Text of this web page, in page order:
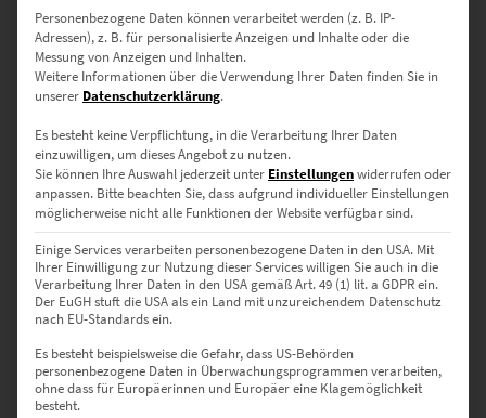
modernen Postern, die in verschiedenen Größen bestellt werden
können. Bei den Postern sind Architekturmotive und Bilder aus
dem Bereich Chromakey sehr beliebt. Entdecke diese innovative
Kunstfotografie bei derSchwarz-Weiß-Bilder mit Farbeffekten
gestylt werden.
Moderne Wandbilder mit
überraschender Message
Kaum hat man sich an innovative Techniken und
Tür. Der Puls der Zeit ist spannend, weckt aber auch die Sehnsucht
nach Beständigkeit. Den Kontrast fangen moderne Wandbilder
vielsagend ein. Stets fließt der Verkehr durch die Spreemetropole,
Personenbezogene Daten können verarbeitet werden (z. B. IP-
Adressen), z. B. für personalisierte Anzeigen und Inhalte oder die
Messung von Anzeigen und Inhalten.
Weitere Informationen über die Verwendung Ihrer Daten finden Sie in
unserer Datenschutzerklärung.
Es besteht keine Verpflichtung, in die Verarbeitung Ihrer Daten
einzuwilligen, um dieses Angebot zu nutzen.
Sie können Ihre Auswahl jederzeit unter Einstellungenwiderrufen oder
anpassen. Bitte beachten Sie, dass aufgrund individueller Einstellungen
möglicherweise nicht alle Funktionen der Website verfügbar sind.
Einige Services verarbeiten personenbezogene Daten in den USA. Mit
Ihrer Einwilligung zur Nutzung dieser Services willigen Sie auch in die
Verarbeitung Ihrer Daten in den USA gemäß Art. 49 (1) lit. a GDPR ein.
Der EuGH stuft die USA als ein Land mit unzureichendem Datenschutz
nach EU-Standards ein.
Es besteht beispielsweise die Gefahr, dass US-Behörden
personenbezogene Daten in Überwachungsprogrammen verarbeiten,
ohne dass für Europäerinnen und Europäer eine Klagemöglichkeit
besteht.